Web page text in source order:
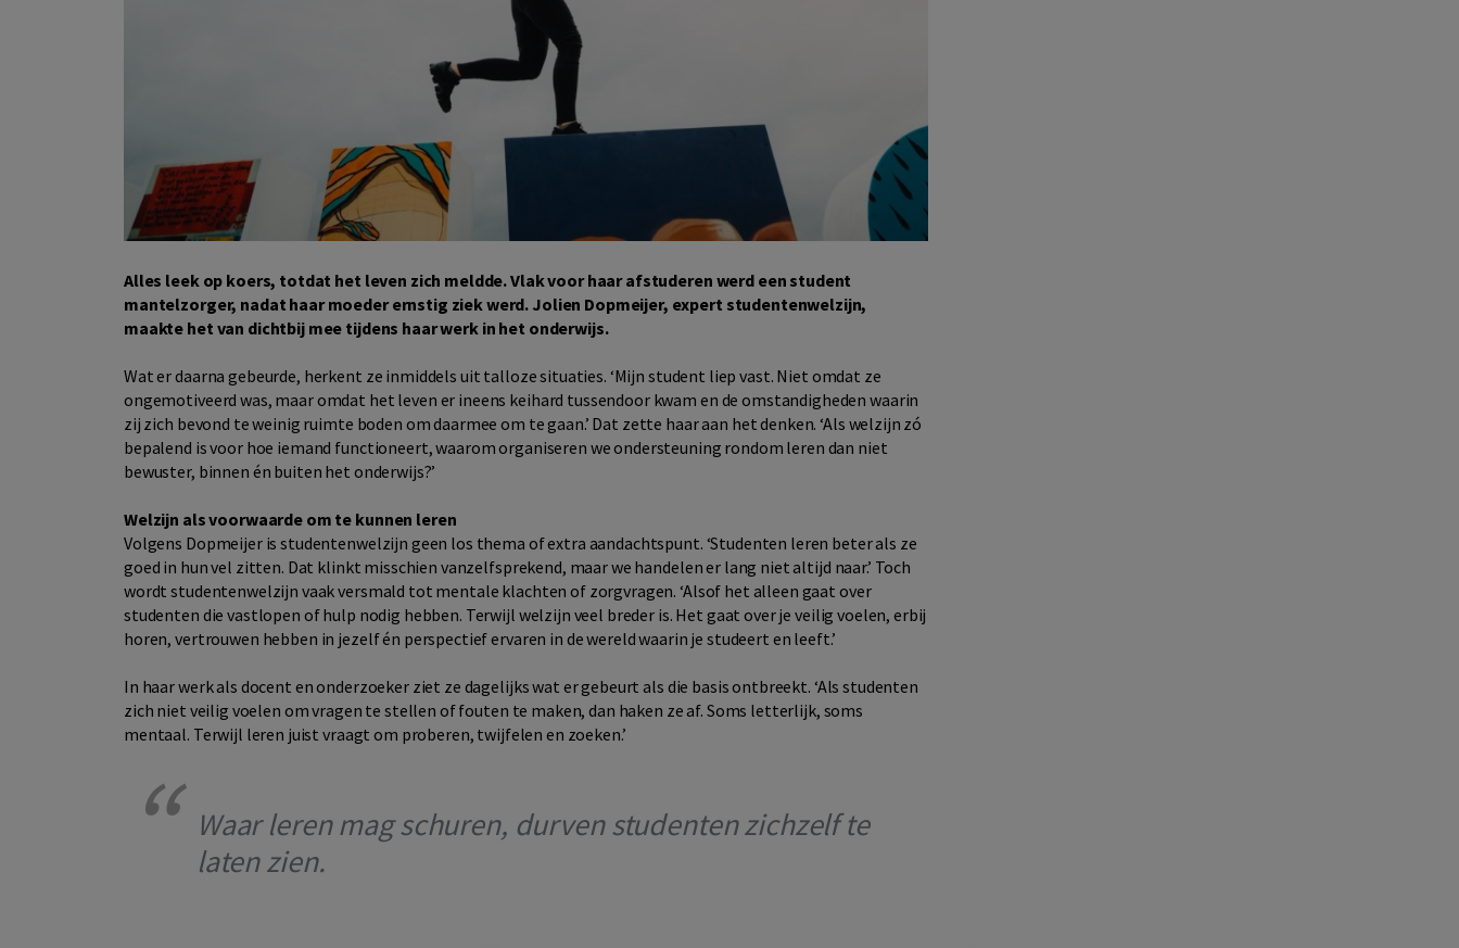
Alles leek op koers, totdat het leven zich meldde. Vlak voor haar afstuderen werd een student
mantelzorger, nadat haar moeder ernstig ziek werd. Jolien Dopmeijer, expert studentenwelzijn,
maakte het van dichtbij mee tijdens haar werk in het onderwijs.
Wat er daarna gebeurde, herkent ze inmiddels uit talloze situaties. ‘Mijn student liep vast. Niet omdat ze
ongemotiveerd was, maar omdat het leven er ineens keihard tussendoor kwam en de omstandigheden waarin
zij zich bevond te weinig ruimte boden om daarmee om te gaan.’ Dat zette haar aan het denken. ‘Als welzijn zó
bepalend is voor hoe iemand functioneert, waarom organiseren we ondersteuning rondom leren dan niet
bewuster, binnen én buiten het onderwijs?’
Welzijn als voorwaarde om te kunnen leren
Volgens Dopmeijer is studentenwelzijn geen los thema of extra aandachtspunt. ‘Studenten leren beter als ze
goed in hun vel zitten. Dat klinkt misschien vanzelfsprekend, maar we handelen er lang niet altijd naar.’ Toch
wordt studentenwelzijn vaak versmald tot mentale klachten of zorgvragen. ‘Alsof het alleen gaat over
studenten die vastlopen of hulp nodig hebben. Terwijl welzijn veel breder is. Het gaat over je veilig voelen, erbij
horen, vertrouwen hebben in jezelf én perspectief ervaren in de wereld waarin je studeert en leeft.’
In haar werk als docent en onderzoeker ziet ze dagelijks wat er gebeurt als die basis ontbreekt. ‘Als studenten
zich niet veilig voelen om vragen te stellen of fouten te maken, dan haken ze af. Soms letterlijk, soms
mentaal. Terwijl leren juist vraagt om proberen, twijfelen en zoeken.’
Waar leren mag schuren, durven studenten zichzelf te
laten zien.